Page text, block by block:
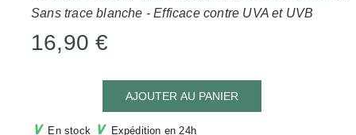
Sans trace blanche - Efficace contre UVA et UVB
16,90 €
AJOUTER AU PANIER
∨ En stock ∨ Expédition en 24h